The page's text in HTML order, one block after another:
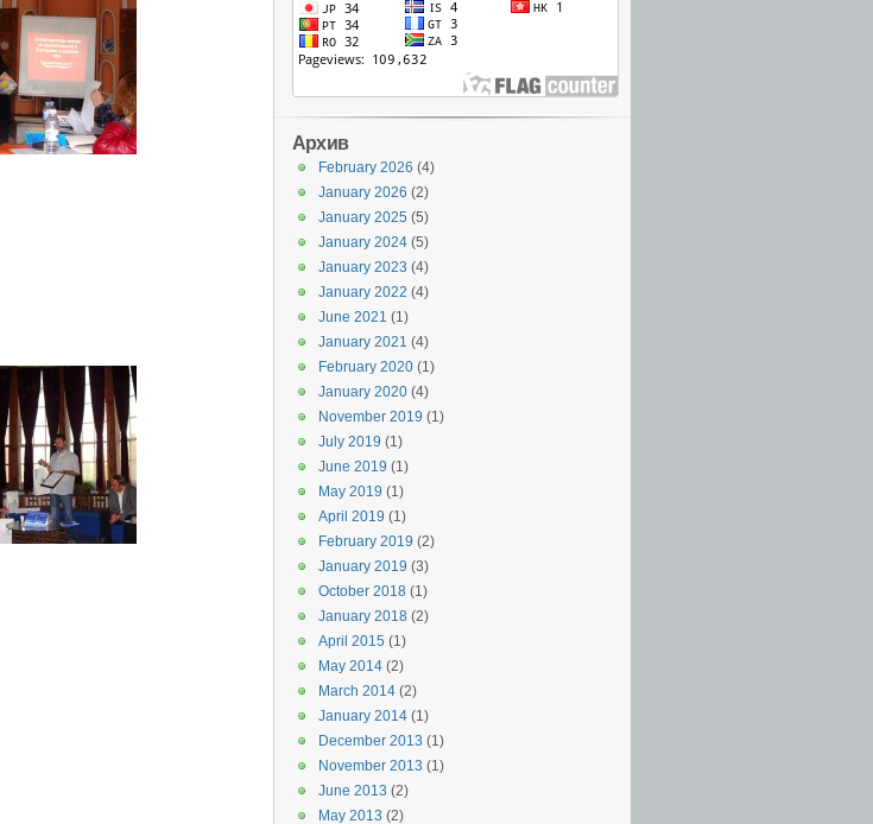
Архив
February 2026 (4)
January 2026 (2)
January 2025 (5)
January 2024 (5)
January 2023 (4)
January 2022 (4)
June 2021 (1)
January 2021 (4)
February 2020 (1)
January 2020 (4)
November 2019 (1)
July 2019 (1)
June 2019 (1)
May 2019 (1)
April 2019 (1)
February 2019 (2)
January 2019 (3)
October 2018 (1)
January 2018 (2)
April 2015 (1)
May 2014 (2)
March 2014 (2)
January 2014 (1)
December 2013 (1)
November 2013 (1)
June 2013 (2)
May 2013 (2)